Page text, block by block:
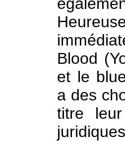
Blood
et le
a des
titre